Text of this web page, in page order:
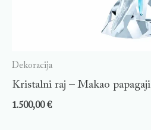
Dekoracija
Kristalni raj – Makao papagaji
1.500,00€